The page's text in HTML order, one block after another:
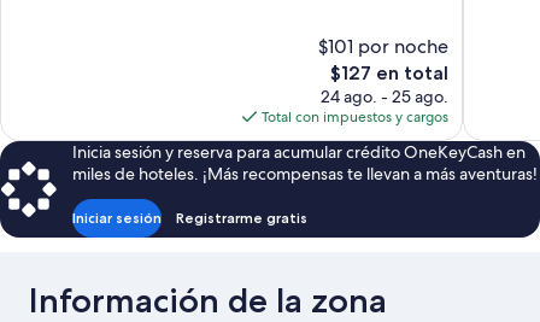
$101 por noche
El
precio
actual
es
de
$127
$127 en total
24 ago. - 25 ago.
Total con impuestos y cargos
Inicia sesión y reserva para acumular crédito OneKeyCash en
miles de hoteles. ¡Más recompensas te llevan a más aventuras!
Iniciar sesión Registrarme gratis
Información de la zona